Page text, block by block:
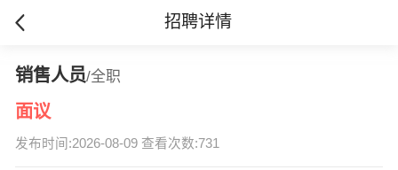
招聘详情
销售人员/全职
面议
发布时间:2026-08-09 查看次数:731